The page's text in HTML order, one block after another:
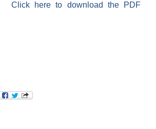
Click here to download the PDF